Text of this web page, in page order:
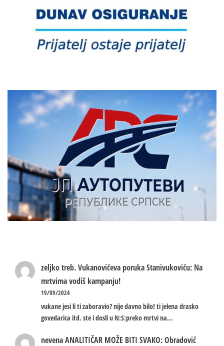
zeljko treb.Vukanovićeva poruka Stanivukoviću: Na
mrtvima vodiš kampanju!
19/09/2024
vukane jesi li ti zaboravio? nije davno bilo! ti jelena drasko
govedarica itd. ste i dosli u N:S:preko mrtvi na…
nevenaANALITIČAR MOŽE BITI SVAKO: Obradović